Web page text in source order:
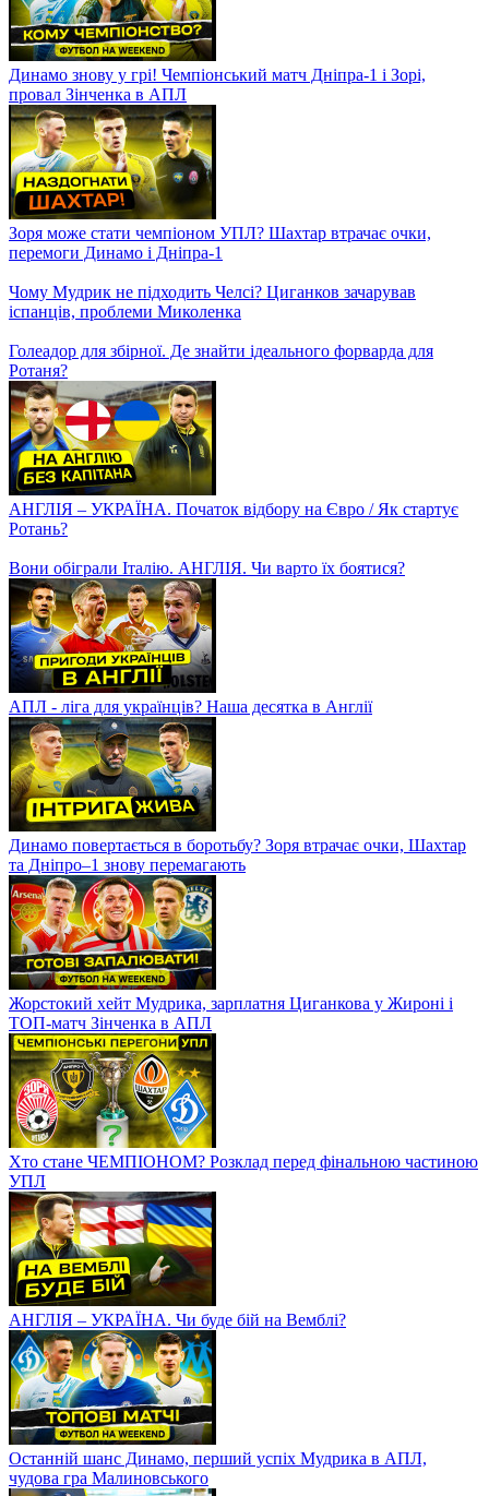
Шахтар йде у відрив / Історичний матч Металіста і Вереса /
Що далі з Динамо?
Динамо знову у грі! Чемпіонський матч Дніпра-1 і Зорі,
провал Зінченка в АПЛ
перемоги Динамо і Дніпра-1
Чому Мудрик не підходить Челсі? Циганков зачарував
іспанців, проблеми Миколенка
Голеадор для збірної. Де знайти ідеального форварда для
Ротаня?
АНГЛІЯ – УКРАЇНА. Початок відбору на Євро / Як стартує
Ротань?
Вони обіграли Італію. АНГЛІЯ. Чи варто їх боятися?
АПЛ - ліга для українців? Наша десятка в Англії
Динамо повертається в боротьбу? Зоря втрачає очки, Шахтар
та Дніпро–1 знову перемагають
Жорстокий хейт Мудрика, зарплатня Циганкова у Жироні і
ТОП-матч Зінченка в АПЛ